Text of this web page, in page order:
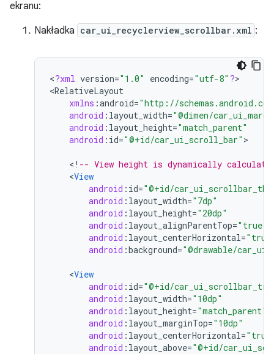
ekranu:
Nakładka car_ui_recyclerview_scrollbar.xml :
<?xml version="1.0" encoding="utf-8" ?>
<RelativeLayout
xmlns :android="http://
android : layout_width="@dimen/
android : layout_height="match_parent"
android : id="@+id/car_ui_scroll_bar" >
< ! -- View height is dynamically
<View
android : id="@+id/
android : layout_width="7dp"
android : layout_height="20dp"
android : layout_alignParentTop="true"
android : layout_centerHorizontal=
android :background="@drawable/
<View
android : id="@+id/
android : layout_width="10dp"
android : layout_height="match_parent"
android : layout_marginTop="10dp"
android : layout_centerHorizontal=
android : layout_above="@+id/